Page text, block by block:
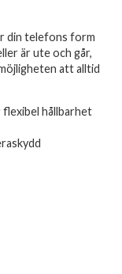
din telefons form
är ute och går,
att alltid
flexibel hållbarhet